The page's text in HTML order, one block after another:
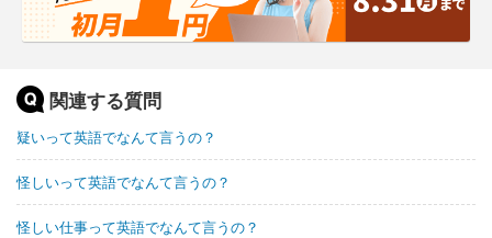
関連する質問
疑いって英語でなんて言うの？
怪しいって英語でなんて言うの？
怪しい仕事って英語でなんて言うの？